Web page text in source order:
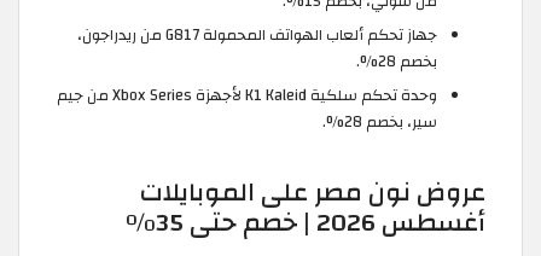
جهاز تحكم ألعاب الهواتف المحمولة G817 من ريدراجون،
بخصم 28%.
وحدة تحكم سلكية K1 Kaleid لأجهزة Xbox Series من جيم
سير، بخصم 28%.
عروض نون مصر على الموبايلات
أغسطس 2026 | خصم حتى 35%